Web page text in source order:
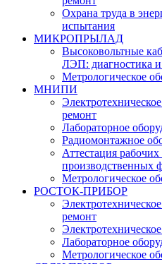
Охрана труда в
испытания
МИКРОПРЫЛАД
Высоковольтные
ЛЭП: диагностика
Метрологическое
МНИПИ
ремонт
Лабораторное
Радиомонтажное
Аттестация
производственных
Метрологическое
РОСТОК-ПРИБОР
ремонт
Лабораторное
Метрологическое